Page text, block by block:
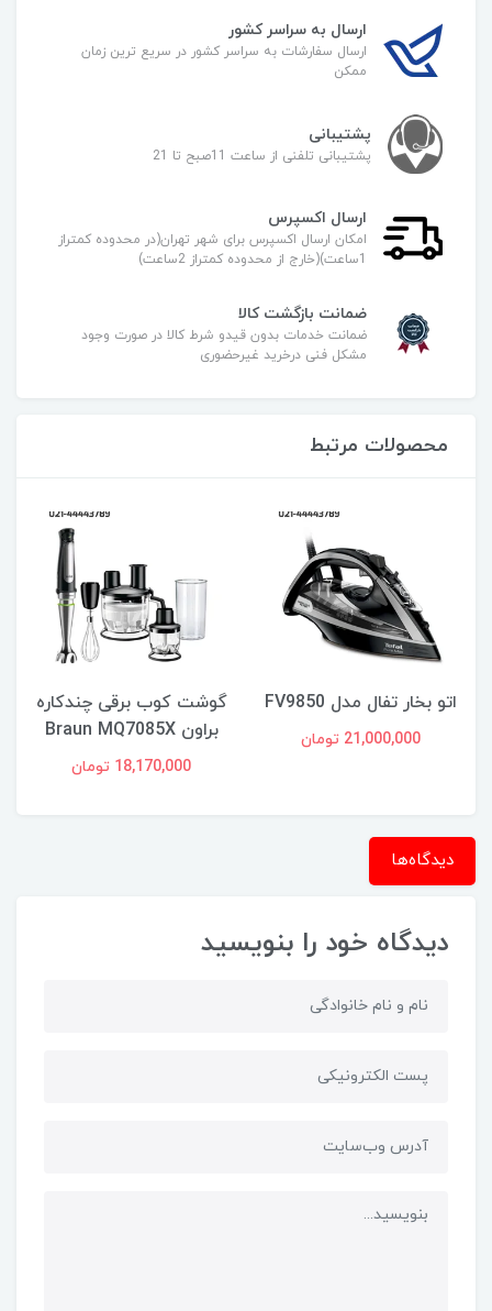
ارسال به سراسر کشور
ارسال سفارشات به سراسر کشور در سریع ترین زمان
ممکن
پشتیبانی
پشتیبانی تلفنی از ساعت 11صبح تا 21
ارسال اکسپرس
امکان ارسال اکسپرس برای شهر تهران(در محدوده کمتراز
1ساعت)(خارج از محدوده کمتراز 2ساعت)
ضمانت بازگشت کالا
ضمانت خدمات بدون قیدو شرط کالا در صورت وجود
مشکل فنی درخرید غیرحضوری
محصولات مرتبط
اتو بخار تفال مدل FV9850
21,000,000 تومان
گوشت کوب برقی چندکاره
براون Braun MQ7085X
18,170,000 تومان
دیدگاه‌ها
دیدگاه خود را بنویسید